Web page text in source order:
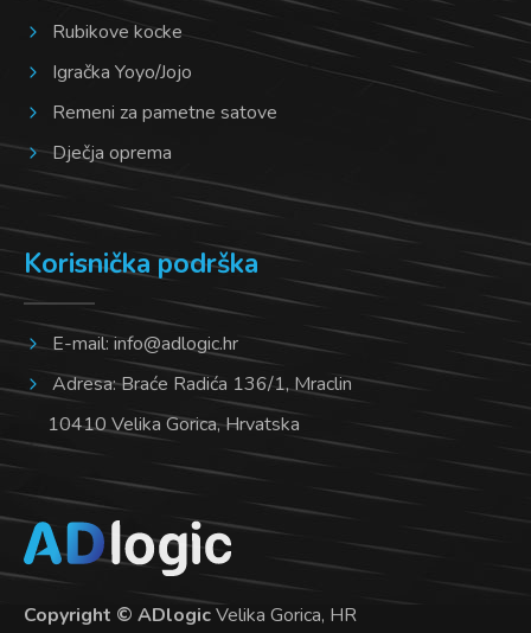
Rubikove kocke
Igračka Yoyo/Jojo
Remeni za pametne satove
Dječja oprema
Korisnička podrška
E-mail:info@adlogic.hr
Adresa: Braće Radića 136/1, Mraclin
10410 Velika Gorica, Hrvatska
Copyright © ADlogicVelika Gorica, HR